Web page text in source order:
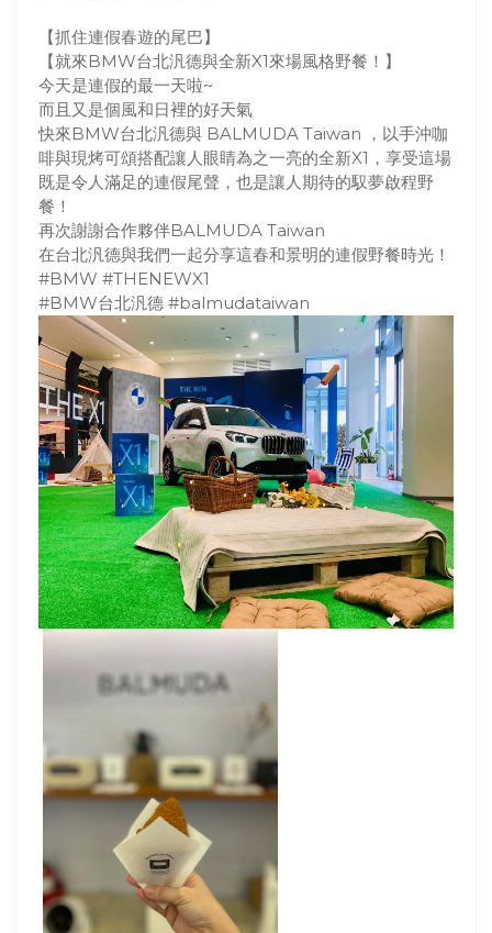
【抓住連假春遊的尾巴】
【就來BMW台北汎德與全新X1來場風格野餐！】
今天是連假的最一天啦~
而且又是個風和日裡的好天氣
快來BMW台北汎德與 BALMUDA Taiwan ，以手沖咖
啡與現烤可頌搭配讓人眼睛為之一亮的全新X1，享受這場
既是令人滿足的連假尾聲，也是讓人期待的馭夢啟程野
餐！
再次謝謝合作夥伴BALMUDA Taiwan
在台北汎德與我們一起分享這春和景明的連假野餐時光！
#BMW #THENEWX1
#BMW台北汎德 #balmudataiwan